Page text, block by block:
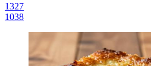
1327
1038